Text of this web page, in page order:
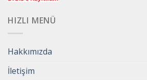
HIZLI MENÜ
Hakkımızda
İletişim